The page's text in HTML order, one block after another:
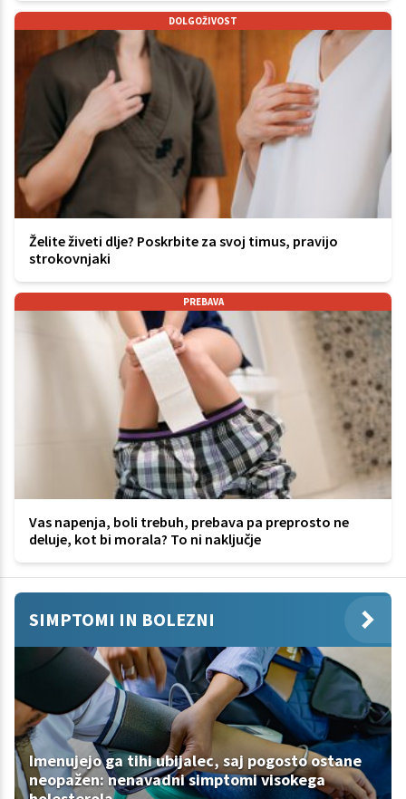
DOLGOŽIVOST
Želite živeti dlje? Poskrbite za svoj timus, pravijo
strokovnjaki
PREBAVA
Vas napenja, boli trebuh, prebava pa preprosto ne
deluje, kot bi morala? To ni naključje
SIMPTOMI IN BOLEZNI
Imenujejo ga tihi ubijalec, saj pogosto ostane
neopažen: nenavadni simptomi visokega